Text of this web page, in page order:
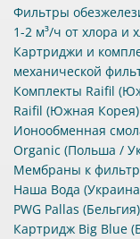
Фильтры
1-2 м³/ч от хлора и
Картриджи и
механической
Комплекты Raifil
Raifil (Южная
Ионообменная
Organic (Польша /
Мембраны к
Наша Вода
PWG Pallas
Картридж Big Blue